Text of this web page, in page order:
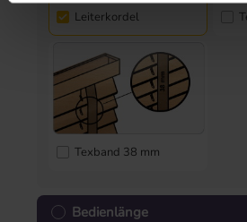
Leiterkordel
Texband 38 mm
Bedienlänge